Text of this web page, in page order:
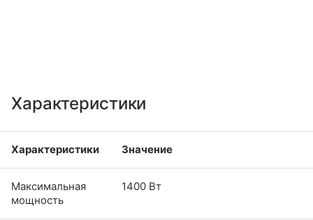
Характеристики
Характеристики Значение
Максимальная
мощность
1400 Вт